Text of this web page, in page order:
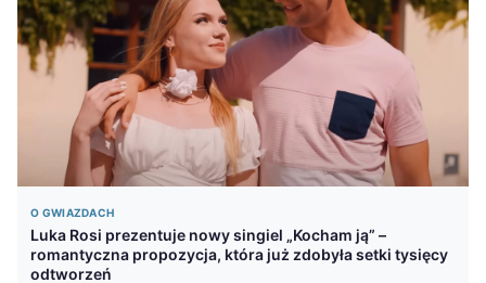
O GWIAZDACH
Luka Rosi prezentuje nowy singiel „Kocham ją” –
romantyczna propozycja, która już zdobyła setki tysięcy
odtworzeń